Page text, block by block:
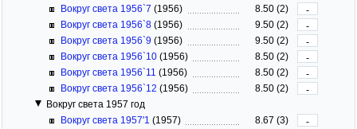
Вокруг света 1956`7 (1956) 8.50 (2)
-
Вокруг света 1956`8 (1956) 9.50 (2)
-
Вокруг света 1956`9 (1956) 9.50 (2)
-
Вокруг света 1956`10 (1956) 8.50 (2)
-
Вокруг света 1956`11 (1956) 8.50 (2)
-
Вокруг света 1956`12 (1956) 8.50 (2)
-
Вокруг света 1957 год
Вокруг света 1957'1 (1957) 8.67 (3)
-